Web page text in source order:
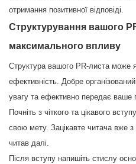
отримання позитивної відповіді.
Структурування вашого
максимального впливу
Структура вашого PR-листа може
ефективність. Добре
увагу та ефективно передає ваше
Почніть з чіткого та цікавого
свою мету. Зацікавте читача вже
читав далі.
Після вступу напишіть стислу